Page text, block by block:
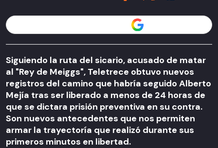
Siguiendo la ruta del sicario, acusado de matar
al "Rey de Meiggs", Teletrece obtuvo nuevos
registros del camino que habría seguido Alberto
Mejía tras ser liberado a menos de 24 horas de
que se dictara prisión preventiva en su contra.
Son nuevos antecedentes que nos permiten
armar la trayectoría que realizó durante sus
primeros minutos en libertad.